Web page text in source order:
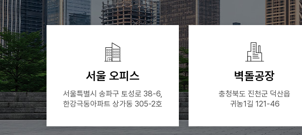
서울 오피스
서울특별시 송파구 토성로 38-6,
한강극동아파트 상가동 305-2호
벽돌공장
충청북도 진천군 덕산읍
귀농1길 121-46